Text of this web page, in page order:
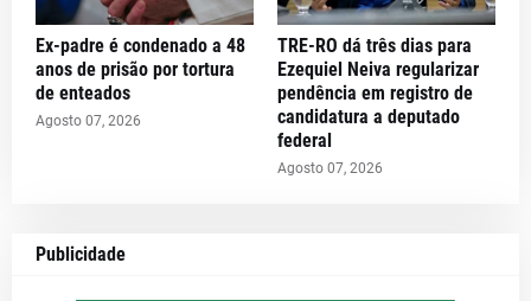
Ex-padre é condenado a 48
anos de prisão por tortura
de enteados
Agosto 07, 2026
TRE-RO dá três dias para
Ezequiel Neiva regularizar
pendência em registro de
candidatura a deputado
federal
Agosto 07, 2026
Publicidade